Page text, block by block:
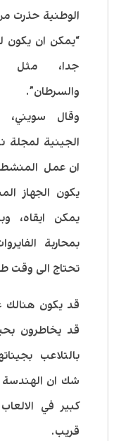
الوطنية حذرت
“يمكن ان يكون
جدا، مثل
والسرطان”.
وقال سويني،
الجينية لمجلة
ان عمل
يكون الجهاز
يمكن ايقاه،
بمحاربة
تحتاج الى وقت
قد يكون هنالك
قد يخاطرون
بالتلاعب
شك ان الهندسة
كبير في
قريب.